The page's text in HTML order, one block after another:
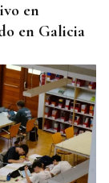
en
en Galicia